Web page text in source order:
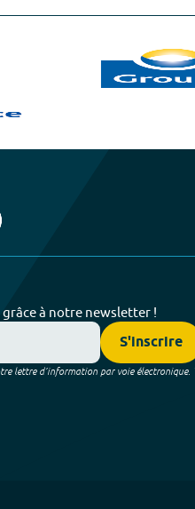
à notre newsletter !
S'inscrire
lettre d’information par voie électronique.